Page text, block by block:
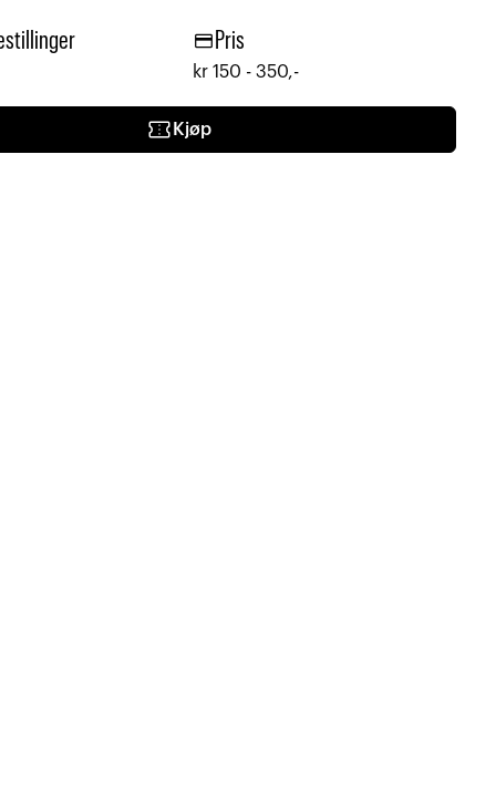
credit_card Pris
kr 150 - 350,-
confirmation_number Kjøp